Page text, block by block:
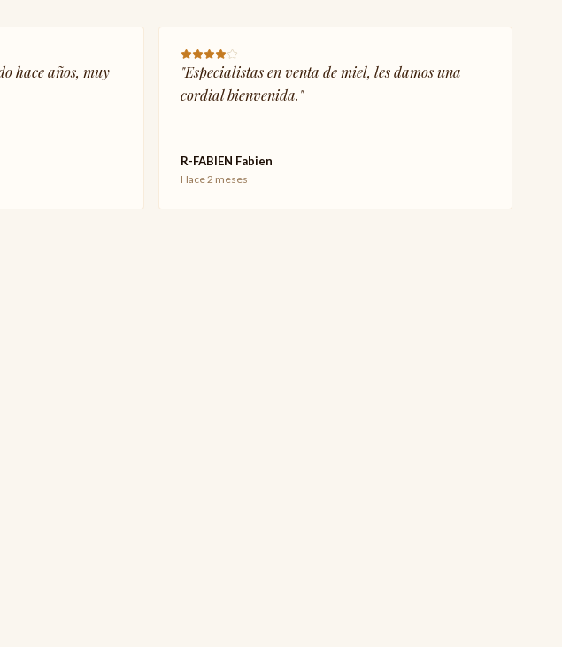
hace años, muy
"Especialistas en venta de miel, les damos una
cordial bienvenida."
R-FABIEN Fabien
Hace 2 meses